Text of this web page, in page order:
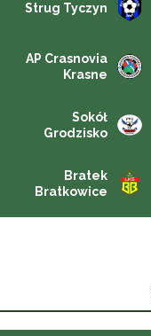
Strug Tyczyn
AP Crasnovia
Krasne
Sokół
Grodzisko
Bratek
Bratkowice